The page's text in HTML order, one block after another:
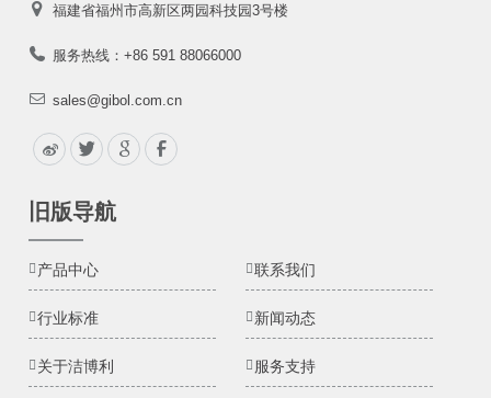
福建省福州市高新区两园科技园3号楼
服务热线：+86 591 88066000
sales@gibol.com.cn
旧版导航
产品中心 联系我们
行业标准 新闻动态
关于洁博利 服务支持